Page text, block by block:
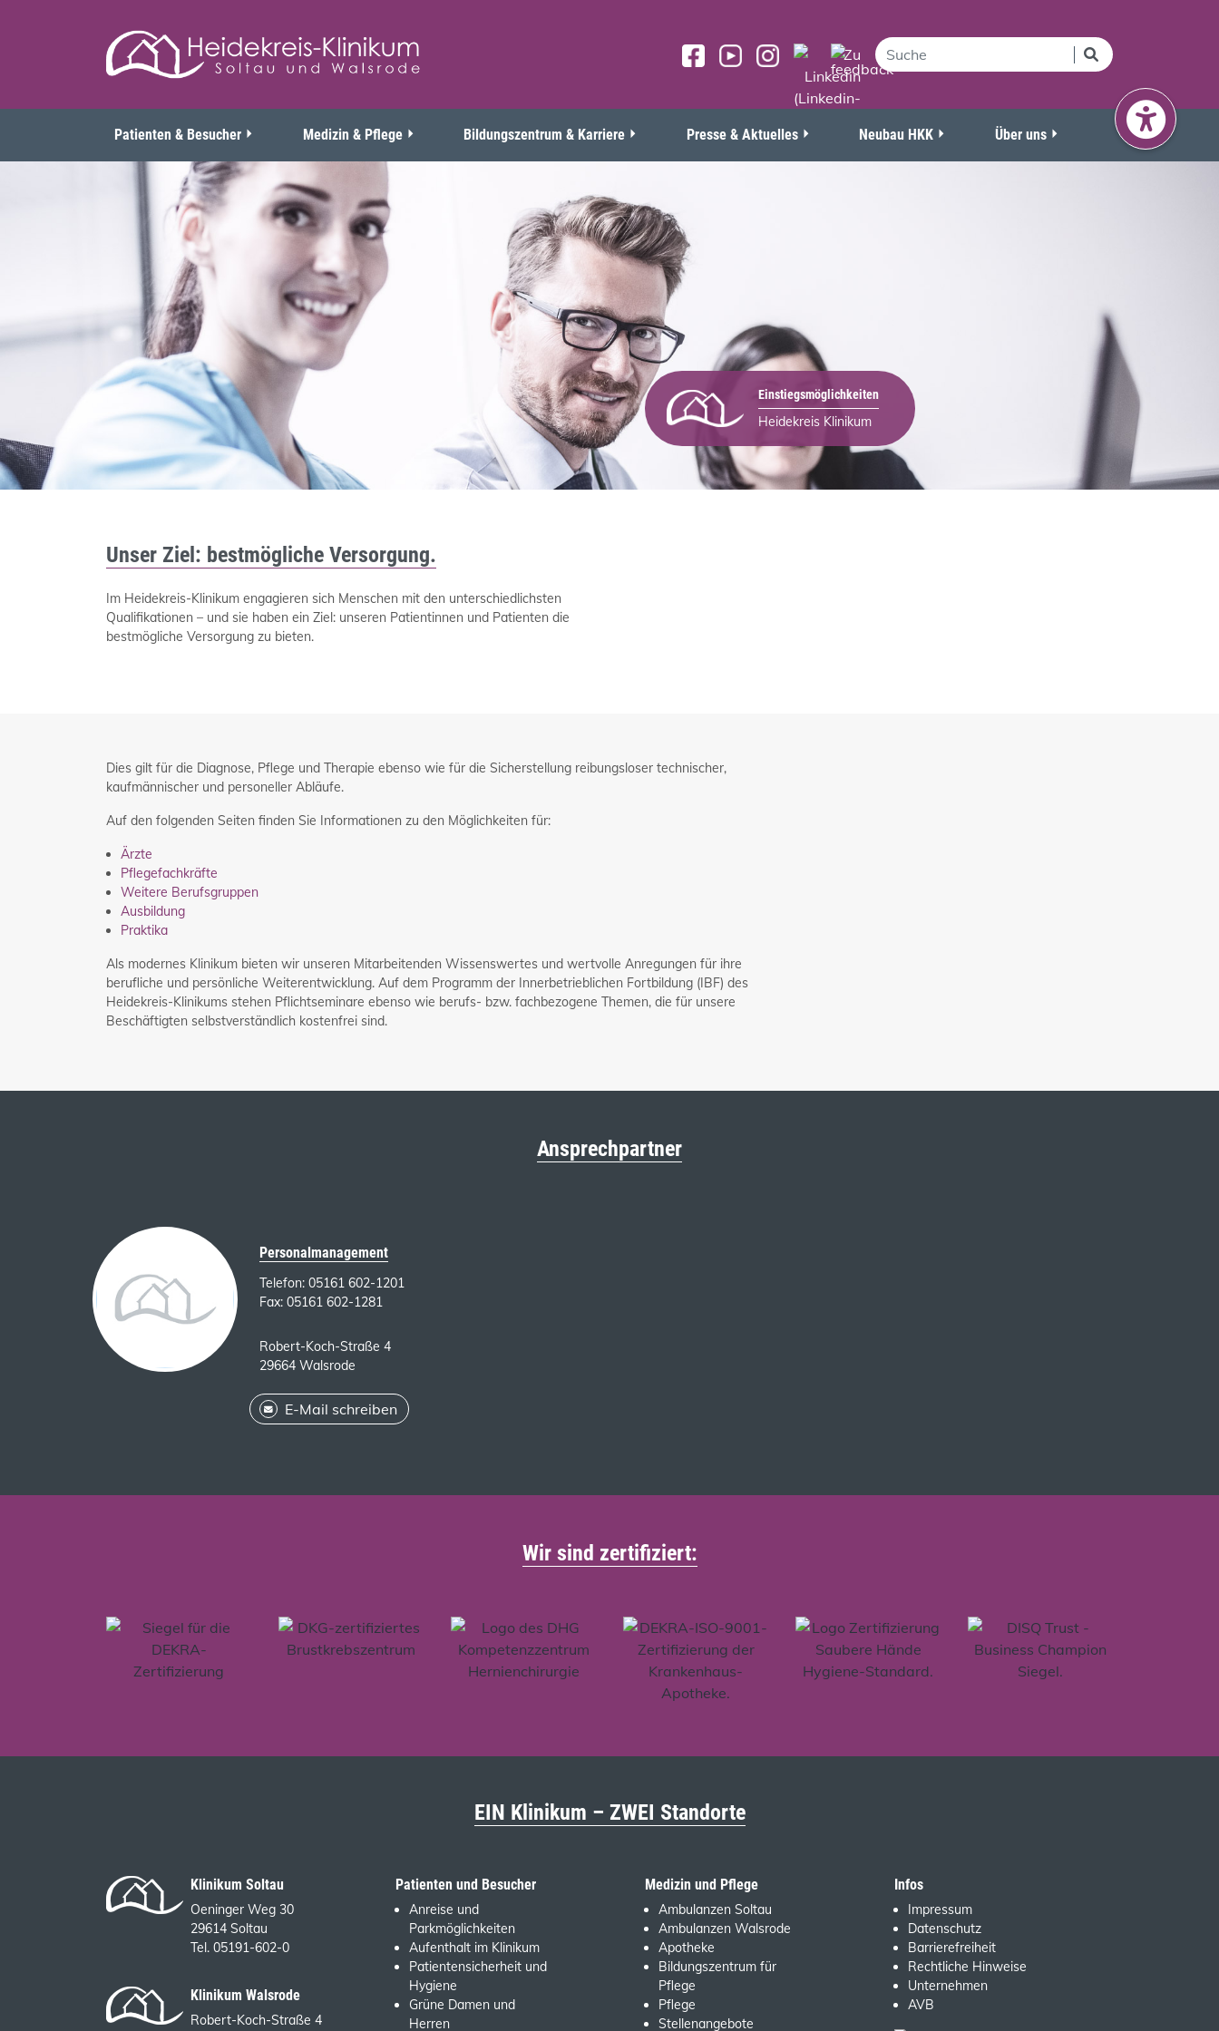
Patienten & Besucher Medizin & Pflege Bildungszentrum & Karriere Presse & Aktuelles Neubau HKK Über uns
Einstiegsmöglichkeiten
Heidekreis Klinikum
Unser Ziel: bestmögliche Versorgung.
Im Heidekreis-Klinikum engagieren sich Menschen mit den unterschiedlichsten
Qualifikationen – und sie haben ein Ziel: unseren Patientinnen und Patienten die
bestmögliche Versorgung zu bieten.
Dies gilt für die Diagnose, Pflege und Therapie ebenso wie für die Sicherstellung reibungsloser technischer,
kaufmännischer und personeller Abläufe.
Auf den folgenden Seiten finden Sie Informationen zu den Möglichkeiten für:
Ärzte
Pflegefachkräfte
Weitere Berufsgruppen
Ausbildung
Praktika
Als modernes Klinikum bieten wir unseren Mitarbeitenden Wissenswertes und wertvolle Anregungen für ihre
berufliche und persönliche Weiterentwicklung. Auf dem Programm der Innerbetrieblichen Fortbildung (IBF) des
Heidekreis-Klinikums stehen Pflichtseminare ebenso wie berufs- bzw. fachbezogene Themen, die für unsere
Beschäftigten selbstverständlich kostenfrei sind.
Ansprechpartner
Personalmanagement
Telefon: 05161 602-1201
Fax: 05161 602-1281
Robert-Koch-Straße 4
29664 Walsrode
E-Mail schreiben
Wir sind zertifiziert:
EIN Klinikum – ZWEI Standorte
Klinikum Soltau
Oeninger Weg 30
29614 Soltau
Tel. 05191-602-0
Klinikum Walsrode
Robert-Koch-Straße 4
Patienten und Besucher
Anreise und
Parkmöglichkeiten
Aufenthalt im Klinikum
Patientensicherheit und
Hygiene
Grüne Damen und
Herren
Medizin und Pflege
Ambulanzen Soltau
Ambulanzen Walsrode
Apotheke
Bildungszentrum für
Pflege
Pflege
Stellenangebote
Infos
Impressum
Datenschutz
Barrierefreiheit
Rechtliche Hinweise
Unternehmen
AVB